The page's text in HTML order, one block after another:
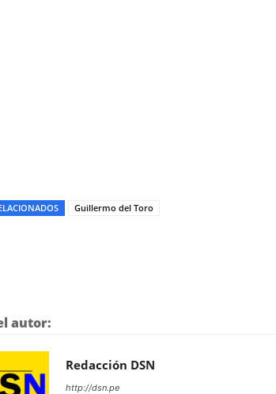
Guillermo del Toro
autor:
Redacción DSN
http://dsn.pe